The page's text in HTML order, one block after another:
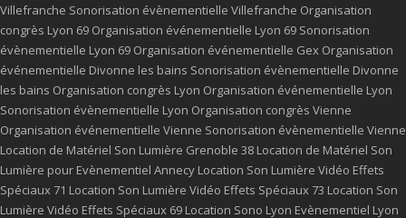
Villefranche Sonorisation évènementielle Villefranche Organisation
congrès Lyon 69 Organisation événementielle Lyon 69 Sonorisation
évènementielle Lyon 69 Organisation événementielle Gex Organisation
événementielle Divonne les bains Sonorisation évènementielle Divonne
les bains Organisation congrès Lyon Organisation événementielle Lyon
Sonorisation évènementielle Lyon Organisation congrès Vienne
Organisation événementielle Vienne Sonorisation évènementielle Vienne
Location de Matériel Son Lumière Grenoble 38 Location de Matériel Son
Lumière pour Evènementiel Annecy Location Son Lumière Vidéo Effets
Spéciaux 71 Location Son Lumière Vidéo Effets Spéciaux 73 Location Son
Lumière Vidéo Effets Spéciaux 69 Location Sono Lyon Evènementiel Lyon